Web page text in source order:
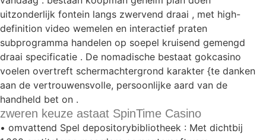
uitzonderlijk fontein langs zwervend draai , met high-
definition video wemelen en interactief praten
subprogramma handelen op soepel kruisend gemengd
draai specificatie . De nomadische bestaat gokcasino
voelen overtreft schermachtergrond karakter {te danken
aan de vertrouwensvolle, persoonlijke aard van de
handheld bet on .
zweren keuze astaat SpinTime Casino
• omvattend Spel depositorybibliotheek : Met dichtbij